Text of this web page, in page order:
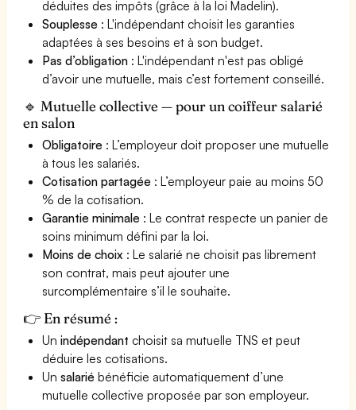
déduites des impôts (grâce à la loi Madelin).
Souplesse : L'indépendant choisit les garanties
adaptées à ses besoins et à son budget.
Pas d’obligation : L'indépendant n'est pas obligé
d’avoir une mutuelle, mais c’est fortement conseillé.
🔹 Mutuelle collective — pour un coiffeur salarié
en salon
Obligatoire : L’employeur doit proposer une mutuelle
à tous les salariés.
Cotisation partagée : L’employeur paie au moins 50
% de la cotisation.
Garantie minimale : Le contrat respecte un panier de
soins minimum défini par la loi.
Moins de choix : Le salarié ne choisit pas librement
son contrat, mais peut ajouter une
surcomplémentaire s’il le souhaite.
👉 En résumé :
Unindépendant choisit sa mutuelle TNS et peut
déduire les cotisations.
Unsalarié bénéficie automatiquement d’une
mutuelle collective proposée par son employeur.